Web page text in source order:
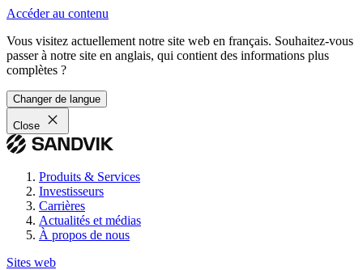
Accéder au contenu
Vous visitez actuellement notre site web en français. Souhaitez-vous
passer à notre site en anglais, qui contient des informations plus
complètes ?
Changer de langue
Close
Produits & Services
Investisseurs
Carrières
Actualités et médias
À propos de nous
Sites web